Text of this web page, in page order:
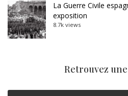
La Guerre Civile
exposition
8.7k views
Retrouvez